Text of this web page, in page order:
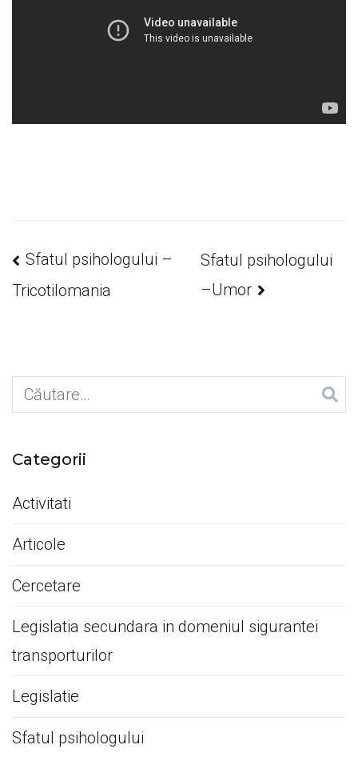
Navigare
articole
Sfatul psihologului –
Tricotilomania
Sfatul psihologului
–Umor
Caută
după:
Categorii
Activitati
Articole
Cercetare
Legislatia secundara in domeniul sigurantei
transporturilor
Legislatie
Sfatul psihologului